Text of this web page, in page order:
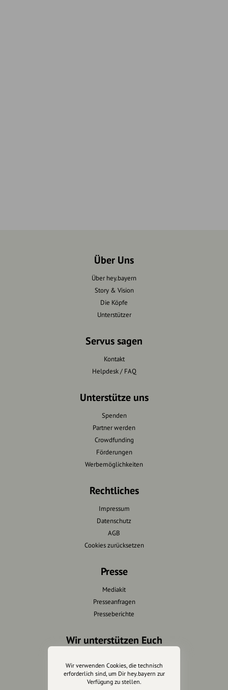
Über Uns
Über hey.bayern
Story & Vision
Die Köpfe
Unterstützer
Servus sagen
Kontakt
Helpdesk / FAQ
Unterstütze uns
Spenden
Partner werden
Crowdfunding
Förderungen
Werbemöglichkeiten
Rechtliches
Impressum
Datenschutz
AGB
Cookies zurücksetzen
Presse
Mediakit
Presseanfragen
Presseberichte
Wir unterstützen Euch
Marketing
Design & Branding
Wir verwenden Cookies, die technisch
erforderlich sind, um Dir hey.bayern zur
Verfügung zu stellen.